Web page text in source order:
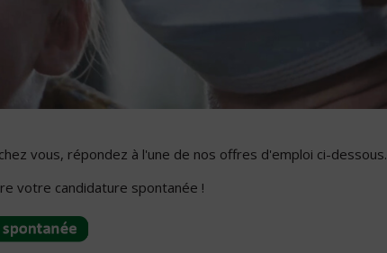
vous, répondez à l'une de nos offres d'emploi ci-dessous.
votre candidature spontanée !